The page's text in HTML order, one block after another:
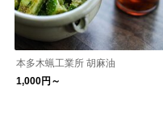
本多木蝋工業所 胡麻油
1,000円～